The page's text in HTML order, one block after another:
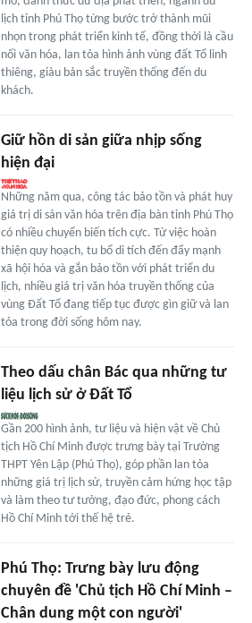
lịch tỉnh Phú Thọ từng bước trở thành mũi
nhọn trong phát triển kinh tế, đồng thời là cầu
nối văn hóa, lan tỏa hình ảnh vùng đất Tổ linh
thiêng, giàu bản sắc truyền thống đến du
khách.
Giữ hồn di sản giữa nhịp sống
hiện đại
Những năm qua, công tác bảo tồn và phát huy
giá trị di sản văn hóa trên địa bàn tỉnh Phú Thọ
có nhiều chuyển biến tích cực. Từ việc hoàn
thiện quy hoạch, tu bổ di tích đến đẩy mạnh
xã hội hóa và gắn bảo tồn với phát triển du
lịch, nhiều giá trị văn hóa truyền thống của
vùng Đất Tổ đang tiếp tục được gìn giữ và lan
tỏa trong đời sống hôm nay.
Theo dấu chân Bác qua những tư
liệu lịch sử ở Đất Tổ
Gần 200 hình ảnh, tư liệu và hiện vật về Chủ
tịch Hồ Chí Minh được trưng bày tại Trường
THPT Yên Lập (Phú Thọ), góp phần lan tỏa
những giá trị lịch sử, truyền cảm hứng học tập
và làm theo tư tưởng, đạo đức, phong cách
Hồ Chí Minh tới thế hệ trẻ.
Phú Thọ: Trưng bày lưu động
chuyên đề 'Chủ tịch Hồ Chí Minh –
Chân dung một con người'